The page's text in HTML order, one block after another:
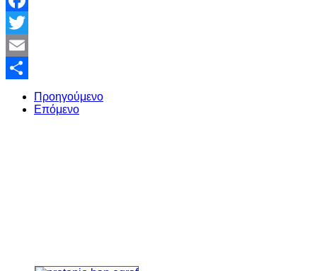
Facebook
Twitter
Email
Share
Προηγούμενο
Επόμενο